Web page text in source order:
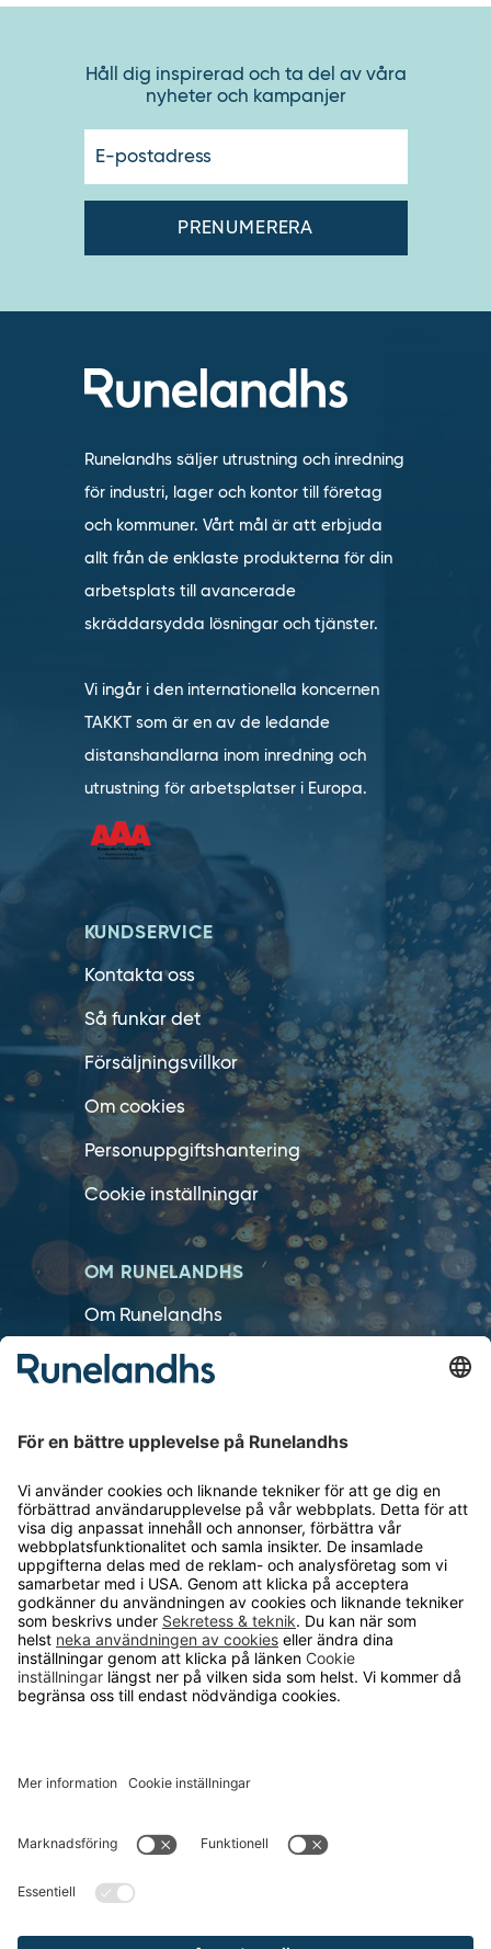
Håll dig inspirerad och ta del av våra
nyheter och kampanjer
Runelandhs säljer utrustning och inredning
för industri, lager och kontor till företag
och kommuner. Vårt mål är att erbjuda
allt från de enklaste produkterna för din
arbetsplats till avancerade
skräddarsydda lösningar och tjänster.
Vi ingår i den internationella koncernen
TAKKT som är en av de ledande
distanshandlarna inom inredning och
utrustning för arbetsplatser i Europa.
KUNDSERVICE
Kontakta oss
Så funkar det
Försäljningsvillkor
Om cookies
Personuppgiftshantering
Cookie inställningar
OM RUNELANDHS
Om Runelandhs
Köpvillkor
Lediga jobb
Kvalitets- och miljöpolicy
Läsvärt
TELEFON
0480-15940
E-POST